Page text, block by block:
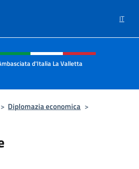
IT
social e menù
d'Italia La Valletta
> Diplomazia economica >